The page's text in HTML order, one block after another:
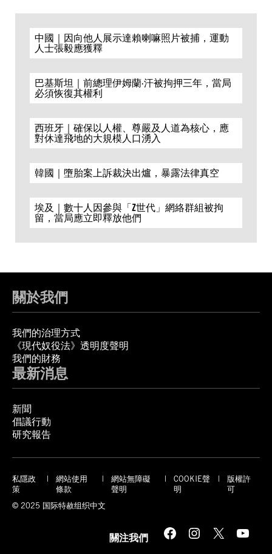
中國｜因向他人展示達賴喇嘛照片被捕，運動
人士張毅應獲釋
巴基斯坦｜前總理伊姆蘭·汗被拘押三年，當局
必須恢復其權利
西班牙｜確保以人權、尊嚴及人道為核心，應
對休達飛地的大規模人口湧入
韓國｜墮胎案上訴裁決出爐，暴露法律真空
埃及｜數十人因參與「Z世代」網絡群組被拘
留，當局應立即釋放他們
關於我們
我們的治理方式
《現代奴役法》透明度聲明
我們的財務
最新消息
新聞
倡議行動
研究報告
私隱政
策
網站使用
條款
網站無障礙
聲明
COOKIE聲
明
版權許
可
© 2025 国际特赦组织中文
關注我們 Facebook Instagram X YouTube